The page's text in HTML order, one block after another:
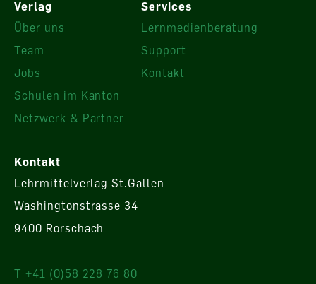
Verlag
Über uns
Team
Jobs
Schulen im Kanton
Netzwerk & Partner
Services
Lernmedienberatung
Support
Kontakt
Kontakt
Lehrmittelverlag St.Gallen
Washingtonstrasse 34
9400 Rorschach
T +41 (0)58 228 76 80